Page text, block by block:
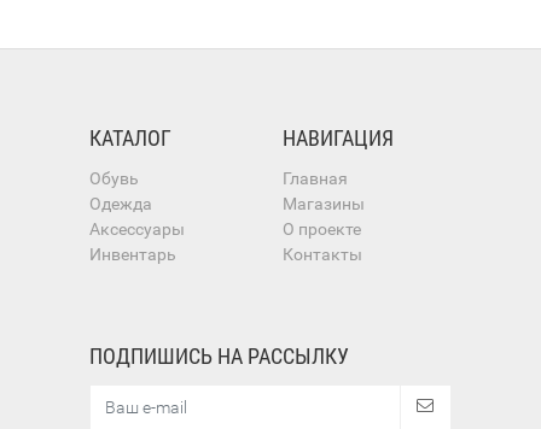
КАТАЛОГ
Обувь
Одежда
Аксессуары
Инвентарь
НАВИГАЦИЯ
Главная
Магазины
О проекте
Контакты
ПОДПИШИСЬ НА РАССЫЛКУ